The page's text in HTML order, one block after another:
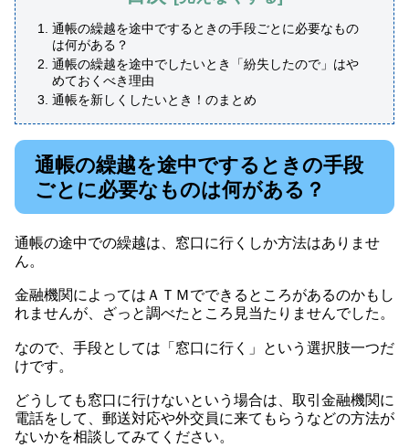
通帳の繰越を途中でするときの手段ごとに必要なもの
は何がある？
通帳の繰越を途中でしたいとき「紛失したので」はや
めておくべき理由
通帳を新しくしたいとき！のまとめ
通帳の繰越を途中でするときの手段
ごとに必要なものは何がある？
通帳の途中での繰越は、窓口に行くしか方法はありませ
ん。
金融機関によってはＡＴＭでできるところがあるのかもし
れませんが、ざっと調べたところ見当たりませんでした。
なので、手段としては「窓口に行く」という選択肢一つだ
けです。
どうしても窓口に行けないという場合は、取引金融機関に
電話をして、郵送対応や外交員に来てもらうなどの方法が
ないかを相談してみてください。